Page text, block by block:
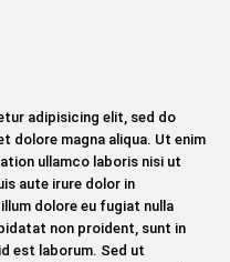
adipisicing elit, sed do
dolore magna aliqua. Ut enim
ullamco laboris nisi ut
aute irure dolor in
dolore eu fugiat nulla
non proident, sunt in
est laborum. Sed ut